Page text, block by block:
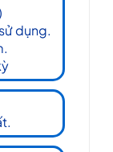
dụng.